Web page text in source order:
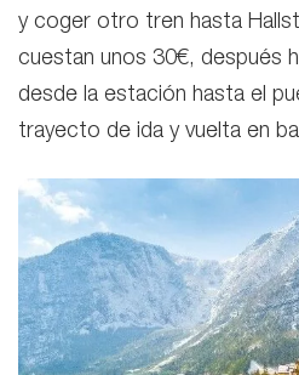
y coger otro tren hasta
cuestan unos 30€, después
desde la estación hasta el
trayecto de ida y vuelta en